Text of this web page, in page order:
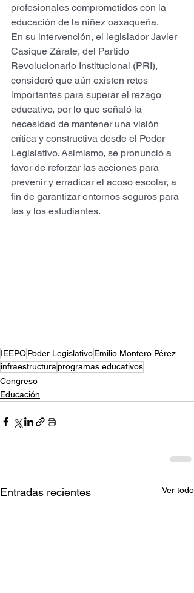
profesionales comprometidos con la
educación de la niñez oaxaqueña.
En su intervención, el legislador Javier
Casique Zárate, del Partido
Revolucionario Institucional (PRI),
consideró que aún existen retos
importantes para superar el rezago
educativo, por lo que señaló la
necesidad de mantener una visión
crítica y constructiva desde el Poder
Legislativo. Asimismo, se pronunció a
favor de reforzar las acciones para
prevenir y erradicar el acoso escolar, a
fin de garantizar entornos seguros para
las y los estudiantes.
IEEPOPoder LegislativoEmilio Montero Pérez
infraestructuraprogramas educativos
Congreso
Educación
Entradas recientes Ver todo